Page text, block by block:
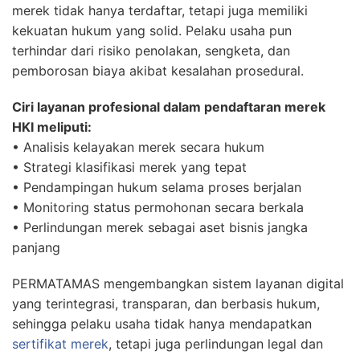
merek tidak hanya terdaftar, tetapi juga memiliki
kekuatan hukum yang solid. Pelaku usaha pun
terhindar dari risiko penolakan, sengketa, dan
pemborosan biaya akibat kesalahan prosedural.
Ciri layanan profesional dalam pendaftaran merek
HKI meliputi:
• Analisis kelayakan merek secara hukum
• Strategi klasifikasi merek yang tepat
• Pendampingan hukum selama proses berjalan
• Monitoring status permohonan secara berkala
• Perlindungan merek sebagai aset bisnis jangka
panjang
PERMATAMAS mengembangkan sistem layanan digital
yang terintegrasi, transparan, dan berbasis hukum,
sehingga pelaku usaha tidak hanya mendapatkan
sertifikat merek, tetapi juga perlindungan legal dan